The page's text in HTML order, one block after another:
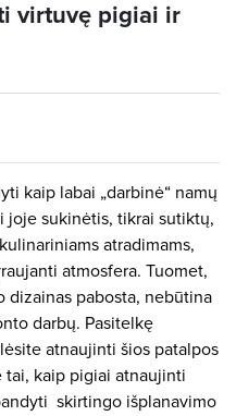
virtuvę pigiai ir
kaip labai „darbinė“ namų
joje sukinėtis, tikrai sutiktų,
atradimams,
atmosfera. Tuomet,
dizainas pabosta, nebūtina
darbų. Pasitelkę
atnaujinti šios patalpos
tai, kaip pigiai atnaujinti
skirtingo išplanavimo